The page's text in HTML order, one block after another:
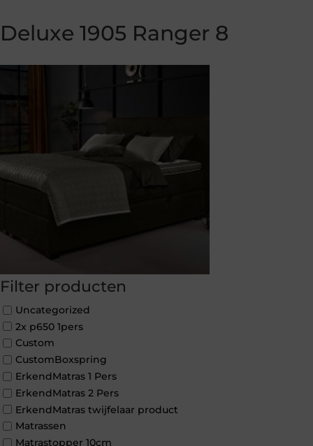
Deluxe 1905 Ranger 8
Filter producten
Uncategorized
2x p650 1pers
Custom
CustomBoxspring
ErkendMatras 1 Pers
ErkendMatras 2 Pers
ErkendMatras twijfelaar product
Matrassen
Matrastopper 10cm